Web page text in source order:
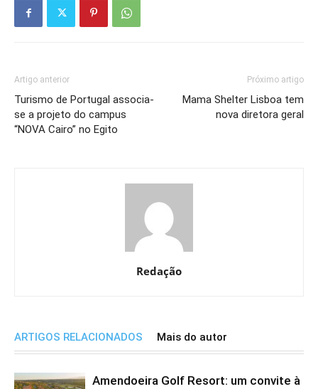
Artigo anterior
Turismo de Portugal associa-
se a projeto do campus
“NOVA Cairo” no Egito
Próximo artigo
Mama Shelter Lisboa tem
nova diretora geral
Redação
ARTIGOS RELACIONADOS Mais do autor
Amendoeira Golf Resort: um convite à